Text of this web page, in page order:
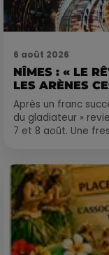
6 août 2026
NÎMES : « LE
LES ARÈNES
Après un franc
du gladiateur »
7 et 8 août. Une